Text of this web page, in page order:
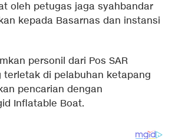
oleh petugas jaga syahbandar
kepada Basarnas dan instansi
personil dari Pos SAR
terletak di pelabuhan ketapang
pencarian dengan
Inflatable Boat.